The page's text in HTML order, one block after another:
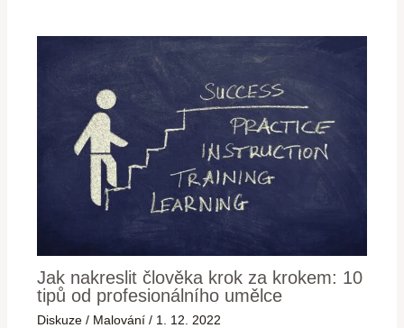
Jak nakreslit člověka krok za krokem: 10
tipů od profesionálního umělce
Diskuze / Malování / 1. 12. 2022